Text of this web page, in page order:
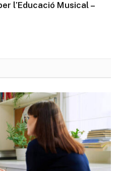
l’Educació Musical –